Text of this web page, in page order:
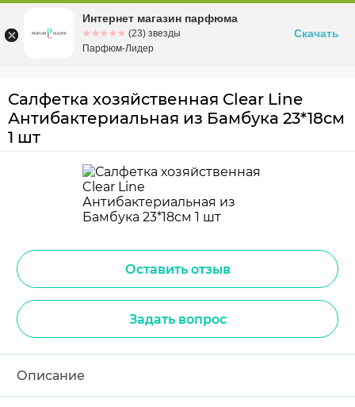
Омскул. Заозерная, 11, к. 1
Салфетка хозяйственная Clear Line
Антибактериальная из Бамбука 23*18см
1 шт
Оставить отзыв
Задать вопрос
Описание
Интернет магазин парфюма
☆☆☆☆☆
★★★★★ (23) звезды
Парфюм-Лидер
Скачать